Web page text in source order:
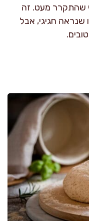
שהתקרר מעט. זה
שנראה חגיגי, אבל